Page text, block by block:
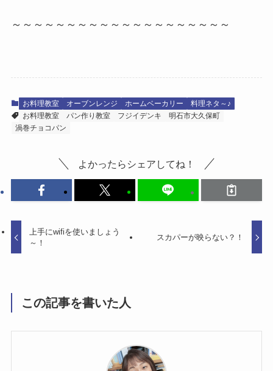
～～～～～～～～～～～～～～～～～～～～
お料理教室 オーブンレンジ ホームベーカリー
料理ネタ～♪
お料理教室
パン作り教室 フジイデンキ
明石市大久保町
渦巻チョコパン
よかったらシェアしてね！
上手にwifiを使いましょう
～！
スカパーが映らない？！
この記事を書いた人